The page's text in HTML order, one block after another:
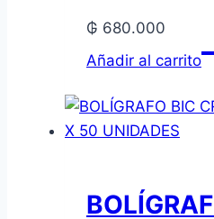
₲ 680.000
Añadir al carrito